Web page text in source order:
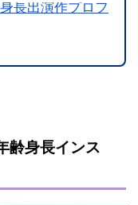
長出演作プロフ
齢身長インス